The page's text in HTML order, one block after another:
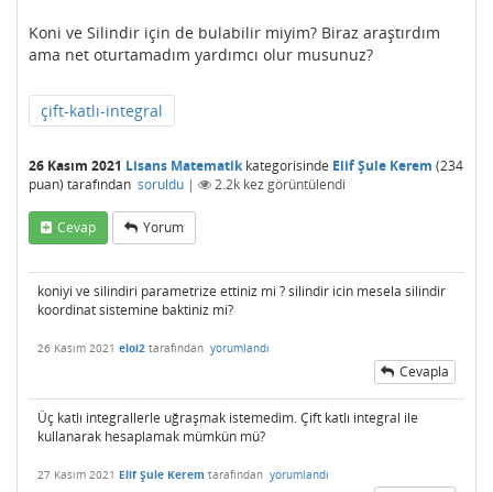
Koni ve Silindir için de bulabilir miyim? Biraz araştırdım
ama net oturtamadım yardımcı olur musunuz?
çift-katlı-integral
26 Kasım 2021 Lisans Matematikkategorisinde Elif Şule Kerem (234
puan) tarafından soruldu | 2.2k kez görüntülendi
Cevap Yorum
koniyi ve silindiri parametrize ettiniz mi ? silindir icin mesela silindir
koordinat sistemine baktiniz mi?
26 Kasım 2021 eloi2 tarafından yorumlandı
Cevapla
Üç katlı integrallerle uğraşmak istemedim. Çift katlı integral ile
kullanarak hesaplamak mümkün mü?
27 Kasım 2021 Elif Şule Kerem tarafından yorumlandı